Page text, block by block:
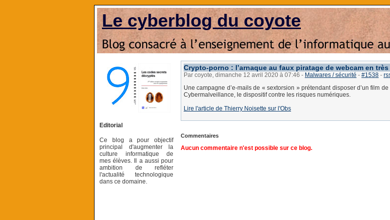
Le cyberblog du coyote
Editorial
Ce blog a pour objectif
principal d'augmenter la
culture informatique de
mes élèves. Il a aussi pour
ambition de refléter
l'actualité technologique
dans ce domaine.
Crypto-porno : l’arnaque au faux piratage de webcam en
Par coyote, dimanche 12 avril 2020 à 07:46 - Malwares / sécurité - #1538 -
Une campagne d’e-mails de « sextorsion » prétendant disposer d’un film
Cybermalveillance, le dispositif contre les risques numériques.
Lire l'article de Thierry Noisette sur l'Obs
Commentaires
Aucun commentaire n'est possible sur ce blog.